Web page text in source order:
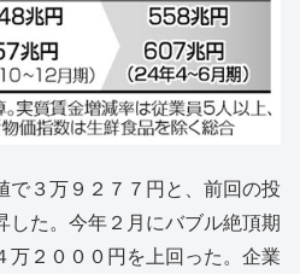
で３万９２７７円と、前回の投
した。今年２月にバブル絶頂期
万２０００円を上回った。企業